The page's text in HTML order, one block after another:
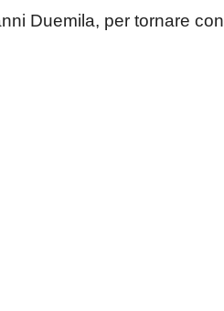
Duemila, per tornare con